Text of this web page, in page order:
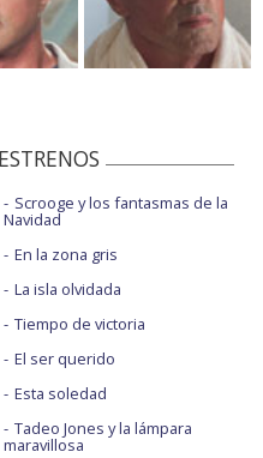
Scrooge y los fantasmas de la
Navidad
En la zona gris
La isla olvidada
Tiempo de victoria
El ser querido
Esta soledad
Tadeo Jones y la lámpara
maravillosa